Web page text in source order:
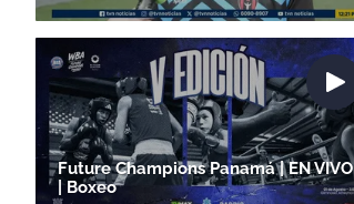
Future Champions Panamá | EN VIVO
| Boxeo